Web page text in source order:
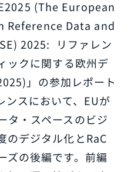
(The European
Reference Data and
2025: リファレン
ックに関する欧州デ
」の参加レポート
ンスにおいて、EUが
タ・スペースのビジ
のデジタル化とRaC
ズの後編です。前編